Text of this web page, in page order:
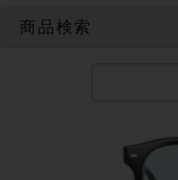
商品検索